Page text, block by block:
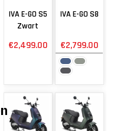
IVA E-GO S5
Zwart
€2,499.00
IVA E-GO S8
€2,799.00